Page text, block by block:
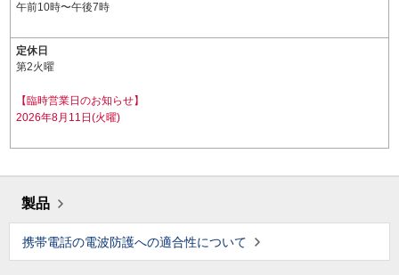
午前10時〜午後7時
定休日
第2火曜
【臨時営業日のお知らせ】
2026年8月11日(火曜)
製品
携帯電話の電波防護への適合性について